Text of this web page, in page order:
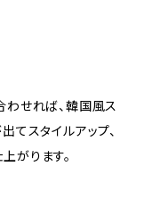
わせれば、韓国風ス
てスタイルアップ、
がります。